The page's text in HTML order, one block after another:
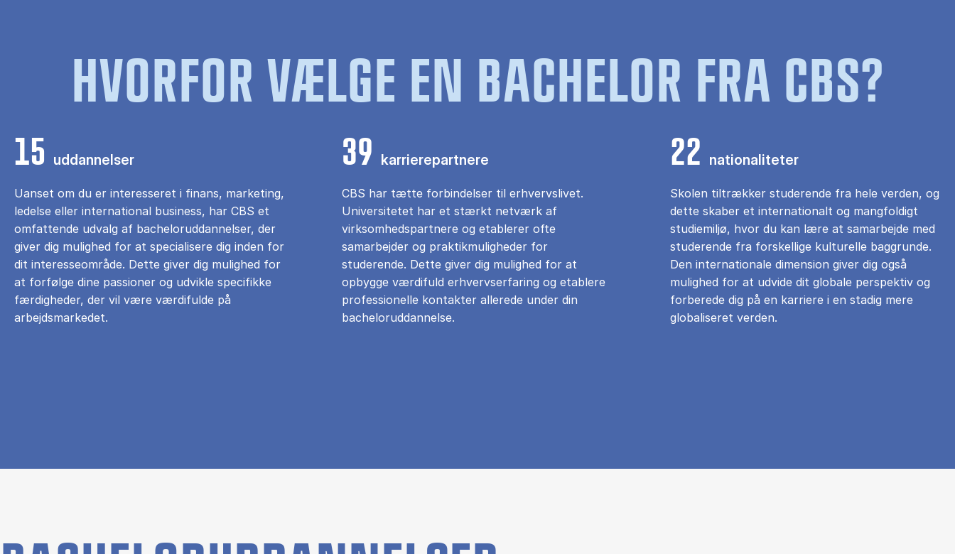
HVORFOR VÆLGE EN BACHELOR FRA CBS?
15 uddannelser
Uanset om du er interesseret i finans, marketing,
ledelse eller international business, har CBS et
omfattende udvalg af bacheloruddannelser, der
giver dig mulighed for at specialisere dig inden for
dit interesseområde. Dette giver dig mulighed for
at forfølge dine passioner og udvikle specifikke
færdigheder, der vil være værdifulde på
arbejdsmarkedet.
39 karrierepartnere
CBS har tætte forbindelser til erhvervslivet.
Universitetet har et stærkt netværk af
virksomhedspartnere og etablerer ofte
samarbejder og praktikmuligheder for
studerende. Dette giver dig mulighed for at
opbygge værdifuld erhvervserfaring og etablere
professionelle kontakter allerede under din
bacheloruddannelse.
22 nationaliteter
Skolen tiltrækker studerende fra hele verden, og
dette skaber et internationalt og mangfoldigt
studiemiljø, hvor du kan lære at samarbejde med
studerende fra forskellige kulturelle baggrunde.
Den internationale dimension giver dig også
mulighed for at udvide dit globale perspektiv og
forberede dig på en karriere i en stadig mere
globaliseret verden.